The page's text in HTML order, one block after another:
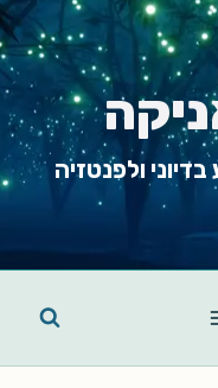
ולפנטזיה